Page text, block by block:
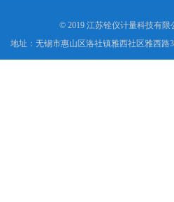
© 2019 江苏铨仪计量科技有限
地址：无锡市惠山区洛社镇雅西社区雅西路